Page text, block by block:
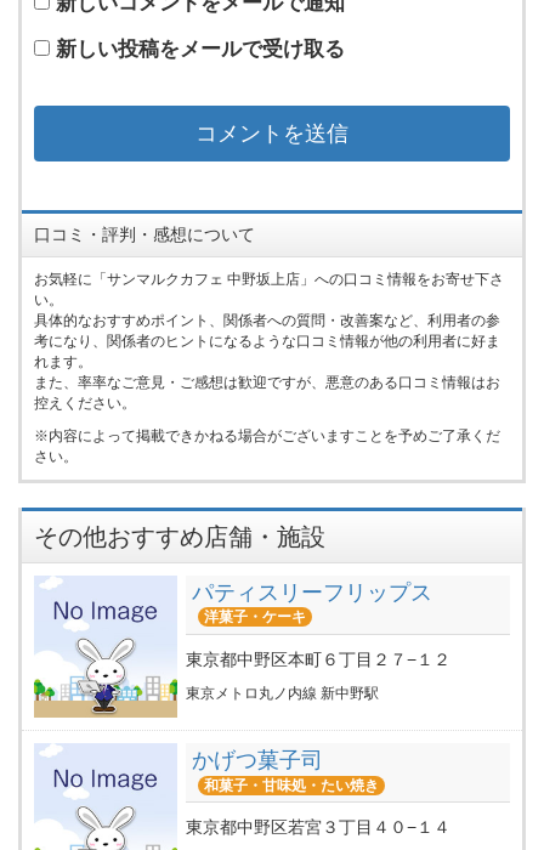
新しい投稿をメールで受け取る
口コミ・評判・感想について
お気軽に「サンマルクカフェ 中野坂上店」への口コミ情報をお寄せ下さ
い。
具体的なおすすめポイント、関係者への質問・改善案など、利用者の参
考になり、関係者のヒントになるような口コミ情報が他の利用者に好ま
れます。
また、率率なご意見・ご感想は歓迎ですが、悪意のある口コミ情報はお
控えください。
内容によって掲載できかねる場合がございますことを予めご了承くだ
さい。
その他おすすめ店舗・施設
パティスリーフリップス
洋菓子・ケーキ
東京都中野区本町６丁目２７−１２
東京メトロ丸ノ内線 新中野駅
かげつ菓子司
和菓子・甘味処・たい焼き
東京都中野区若宮３丁目４０−１４